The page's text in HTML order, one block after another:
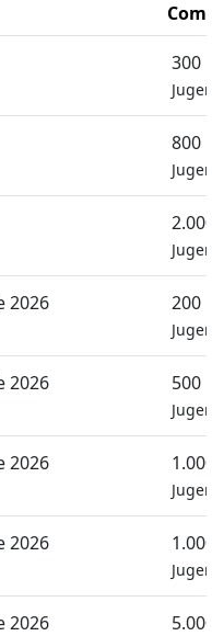
300
800
2026 200
2026 500
2026
2026
2026